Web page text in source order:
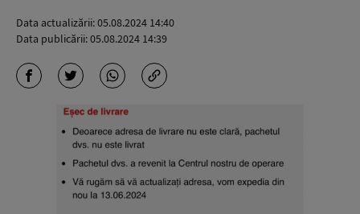
Data actualizării:05.08.2024 14:40
Data publicării:05.08.2024 14:39